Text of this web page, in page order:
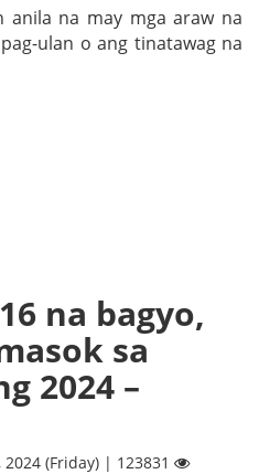
anila na may mga araw na
ulan o ang tinatawag na
na bagyo,
sa
2024 –
2024 (Friday) | 123831